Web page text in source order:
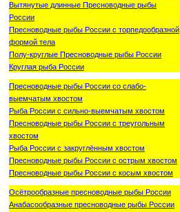
Вытянутые длинные Пресноводные рыбы
России
Пресноводные рыбы России с торпедообразной
формой тела
Полу-круглые Пресноводные рыбы России
Круглая рыба России
Пресноводные рыбы России со слабо-
выемчатым хвостом
Рыба России с сильно-выемчатым хвостом
Пресноводные рыбы России с треугольным
хвостом
Рыба России с закруглённым хвостом
Пресноводные рыбы России с острым хвостом
Пресноводные рыбы России с косым хвостом
Осётрообразные пресноводные рыбы России
Анабасообразные пресноводные рыбы России